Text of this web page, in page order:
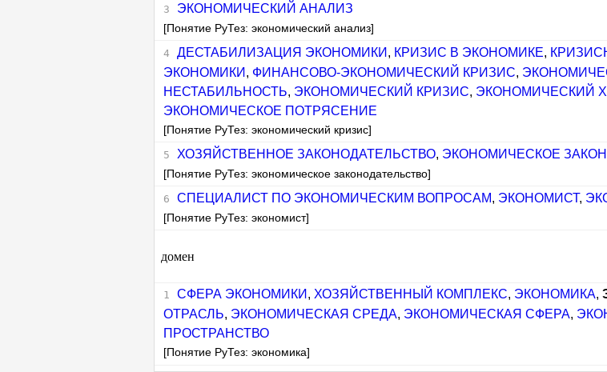
ЭКОНОМИЧЕСКИЙ АНАЛИЗ
[Понятие РуТез: экономический анализ]
ДЕСТАБИЛИЗАЦИЯ ЭКОНОМИКИ , КРИЗИС В ЭКОНОМИКЕ,
ЭКОНОМИКИ , ФИНАНСОВО-ЭКОНОМИЧЕСКИЙ КРИЗИС,
НЕСТАБИЛЬНОСТЬ, ЭКОНОМИЧЕСКИЙ КРИЗИС, ЭКОНОМИЧЕСКИЙ
ЭКОНОМИЧЕСКОЕ ПОТРЯСЕНИЕ
[Понятие РуТез: экономический кризис]
ХОЗЯЙСТВЕННОЕ ЗАКОНОДАТЕЛЬСТВО, ЭКОНОМИЧЕСКОЕ
[Понятие РуТез: экономическое законодательство]
СПЕЦИАЛИСТ ПО ЭКОНОМИЧЕСКИМ ВОПРОСАМ, ЭКОНОМИСТ,
[Понятие РуТез: экономист]
домен
СФЕРА ЭКОНОМИКИ , ХОЗЯЙСТВЕННЫЙ КОМПЛЕКС, ЭКОНОМИКА,
ОТРАСЛЬ, ЭКОНОМИЧЕСКАЯ СРЕДА, ЭКОНОМИЧЕСКАЯ СФЕРА,
ПРОСТРАНСТВО
[Понятие РуТез: экономика]